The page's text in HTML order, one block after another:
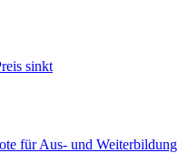
sinkt
für Aus- und Weiterbildung